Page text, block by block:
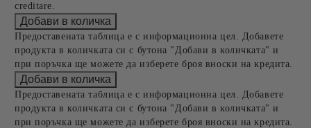
creditare.
Предоставената таблица е с информационна цел. Добавете
продукта в количката си с бутона "Добави в количката" и
при поръчка ще можете да изберете броя вноски на кредита.
Предоставената таблица е с информационна цел. Добавете
продукта в количката си с бутона "Добави в количката" и
при поръчка ще можете да изберете броя вноски на кредита.